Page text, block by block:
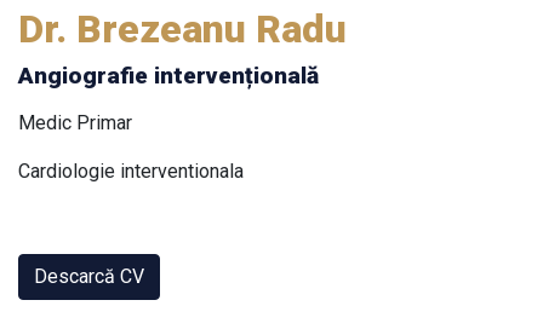
Dr. Brezeanu Radu
Angiografie intervențională
Medic Primar
Cardiologie interventionala
Descarcă CV